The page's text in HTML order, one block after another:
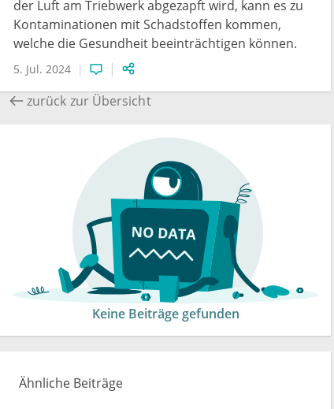
der Luft am Triebwerk abgezapft wird, kann es zu
Kontaminationen mit Schadstoffen kommen,
welche die Gesundheit beeinträchtigen können.
5. Jul. 2024
zurück zur Übersicht
Keine Beiträge gefunden
Ähnliche Beiträge